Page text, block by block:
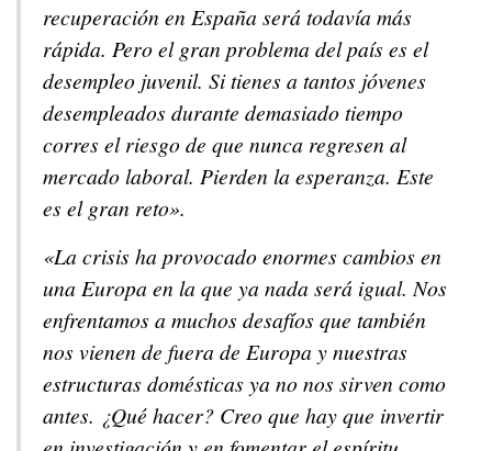
recuperación en España será todavía más
rápida. Pero el gran problema del país es el
desempleo juvenil. Si tienes a tantos jóvenes
desempleados durante demasiado tiempo
corres el riesgo de que nunca regresen al
mercado laboral. Pierden la esperanza. Este
es el gran reto».
«La crisis ha provocado enormes cambios en
una Europa en la que ya nada será igual. Nos
enfrentamos a muchos desafíos que también
nos vienen de fuera de Europa y nuestras
estructuras domésticas ya no nos sirven como
antes. ¿Qué hacer? Creo que hay que invertir